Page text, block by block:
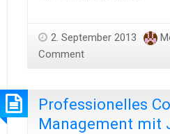
2. September 2013
Comment
Professionelles
Management mit